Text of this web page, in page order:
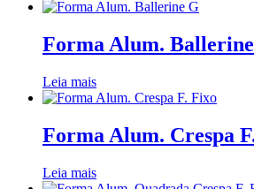
Forma Alum.
Leia mais
Forma Alum. Crespa
Leia mais